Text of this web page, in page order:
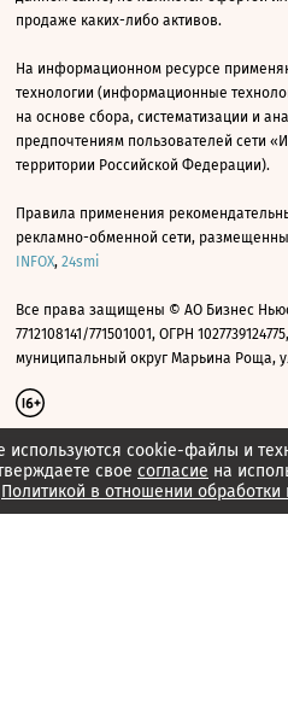
используются cookie-файлы и
свое согласие на
Политикой в отношении
продаже каких-либо активов.
На информационном ресурсе
технологии (информационные
на основе сбора, систематизации и
предпочтениям пользователей сети
территории Российской Федерации).
Правила применения
рекламно-обменной сети,
INFOX, 24smi
Все права защищены © АО Бизнес
7712108141/771501001, ОГРН
муниципальный округ Марьина Роща,